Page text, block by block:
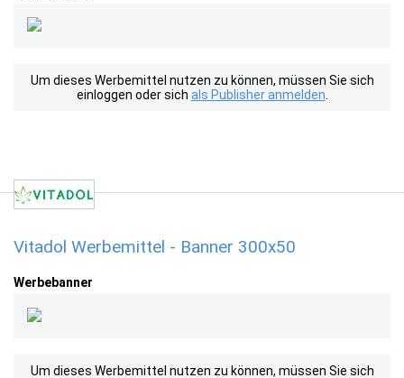
Um dieses Werbemittel nutzen zu können, müssen Sie sich
einloggen oder sich als Publisher anmelden
Vitadol Werbemittel - Banner 300x50
Werbebanner
Um dieses Werbemittel nutzen zu können, müssen Sie sich